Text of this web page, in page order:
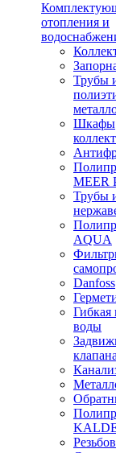
отопления и
Трубы
Шкафы
MEER
Трубы
AQUA
Danfoss
Гибкая
воды
клапана